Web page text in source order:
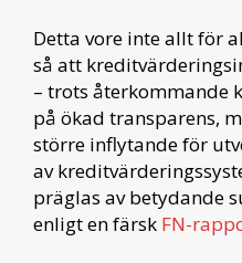
Detta vore inte allt för
så att
– trots återkommande
på ökad transparens,
större inflytande för
av
präglas av betydande
enligt en färsk FN-